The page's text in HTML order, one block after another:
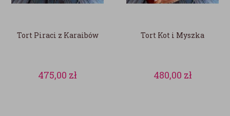
Tort Piraci z Karaibów
475,00 zł
Tort Kot i Myszka
480,00 zł